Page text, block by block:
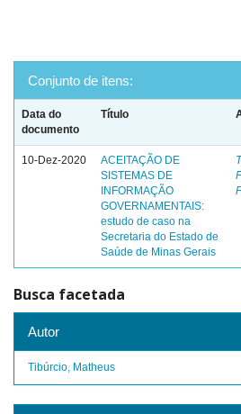
Conjunto de itens:
Data do
documento
Título
10-Dez-2020
ACEITAÇÃO DE
SISTEMAS DE
INFORMAÇÃO
GOVERNAMENTAIS:
estudo de caso na
Secretaria do Estado de
Saúde de Minas Gerais
Busca facetada
Autor
Tibúrcio, Matheus